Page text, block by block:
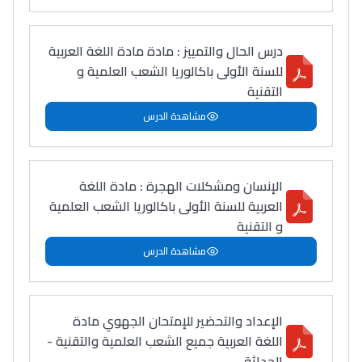
درس الحال والتمييز : مادة مادة اللغة العربية
للسنة الأولى باكالوريا الشعب العلمية و
التقنية
مشاهدة الدرس
الإنسان ومشكلات الهجرة : مادة اللغة
العربية للسنة الأولى باكالوريا الشعب العلمية
و التقنية
مشاهدة الدرس
الإعداد والتحضير للإمتحان الجهوي مادة
اللغة العربية جميع الشعب العلمية والتقنية -